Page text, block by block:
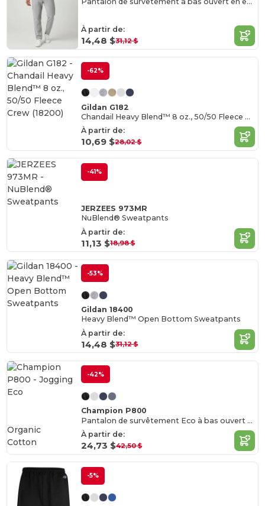
À partir de:
14,48 $31,12 $
-62%
Gildan G182
Chandail Heavy Blend™ 8 oz., 50/50 Fleece Crew (18200)
À partir de:
10,69 $28,02 $
-41%
JERZEES 973MR
NuBlend® Sweatpants
À partir de:
11,13 $18,98 $
-53%
Gildan 18400
Heavy Blend™ Open Bottom Sweatpants
À partir de:
14,48 $31,12 $
-42%
Champion P800
Pantalon de survêtement Eco à bas ouvert et poches
À partir de:
24,73 $42,50 $
Organic
Cotton
-5%